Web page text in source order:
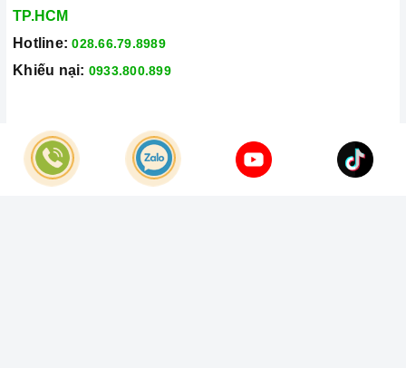
TP.HCM
Hotline: 028.66.79.8989
Khiếu nại: 0933.800.899
© Bản quyền thuộc vềCông Ty TNHH Home Best Việt Nam
Cung cấp bởi
Sapo